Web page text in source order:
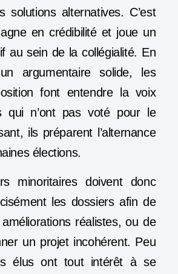
solutions alternatives. C’est
en crédibilité et joue un
au sein de la collégialité. En
argumentaire solide, les
font entendre la voix
qui n’ont pas voté pour le
ils préparent l’alternance
élections.
minoritaires doivent donc
les dossiers afin de
réalistes, ou de
un projet incohérent. Peu
élus ont tout intérêt à se